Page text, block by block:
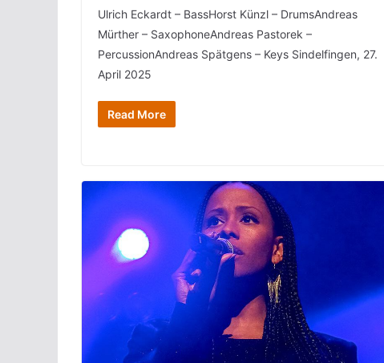
Ulrich Eckardt – BassHorst Künzl – DrumsAndreas
Mürther – SaxophoneAndreas Pastorek –
PercussionAndreas Spätgens – Keys Sindelfingen, 27.
April 2025
Read More